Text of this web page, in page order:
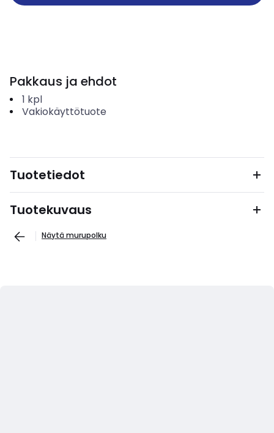
Pakkaus ja ehdot
1 kpl
Vakiokäyttötuote
Tuotetiedot
Tuotekuvaus
Näytä murupolku